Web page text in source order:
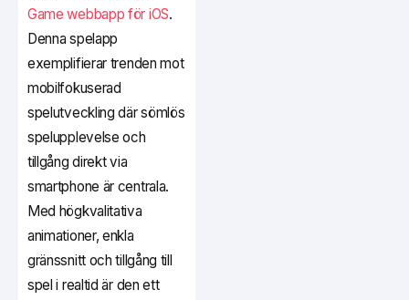
Game webbapp för iOS.
Denna spelapp
exemplifierar trenden mot
mobilfokuserad
spelutveckling där sömlös
spelupplevelse och
tillgång direkt via
smartphone är centrala.
Med högkvalitativa
animationer, enkla
gränssnitt och tillgång till
spel i realtid är den ett